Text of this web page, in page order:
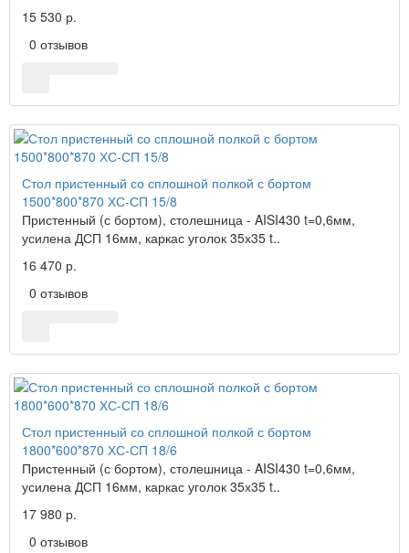
15 530 р.
0 отзывов
Стол пристенный со сплошной полкой с бортом
1500*800*870 ХС-СП 15/8
Пристенный (с бортом), столешница - AISI430 t=0,6мм,
усилена ДСП 16мм, каркас уголок 35х35 t..
16 470 р.
0 отзывов
Стол пристенный со сплошной полкой с бортом
1800*600*870 ХС-СП 18/6
Пристенный (с бортом), столешница - AISI430 t=0,6мм,
усилена ДСП 16мм, каркас уголок 35х35 t..
17 980 р.
0 отзывов